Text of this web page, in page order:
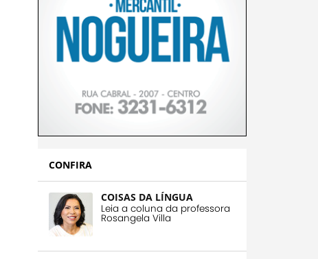
CONFIRA
COISAS DA LÍNGUA
Leia a coluna da professora
Rosangela Villa